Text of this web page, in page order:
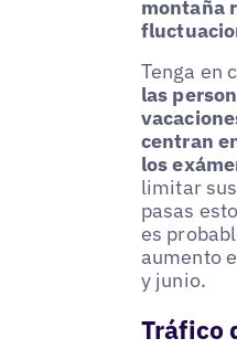
montaña
Tenga en
las
centran
los
limitar
pasas
es
aumento
y junio.
Tráfico